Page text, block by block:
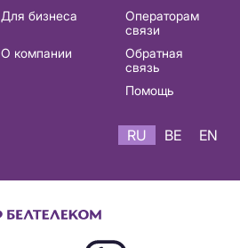
Для бизнеса
Операторам
связи
О компании
Обратная
связь
Помощь
RU BE EN